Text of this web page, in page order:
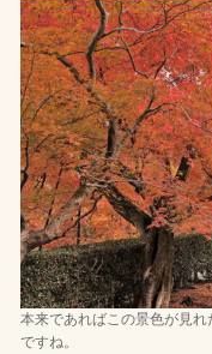
本来であればこの景色が見
ですね。